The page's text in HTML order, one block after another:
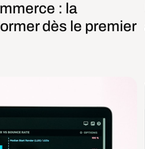
: la
dès le premier